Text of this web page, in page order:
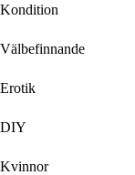
Kondition
Välbefinnande
Erotik
DIY
Kvinnor